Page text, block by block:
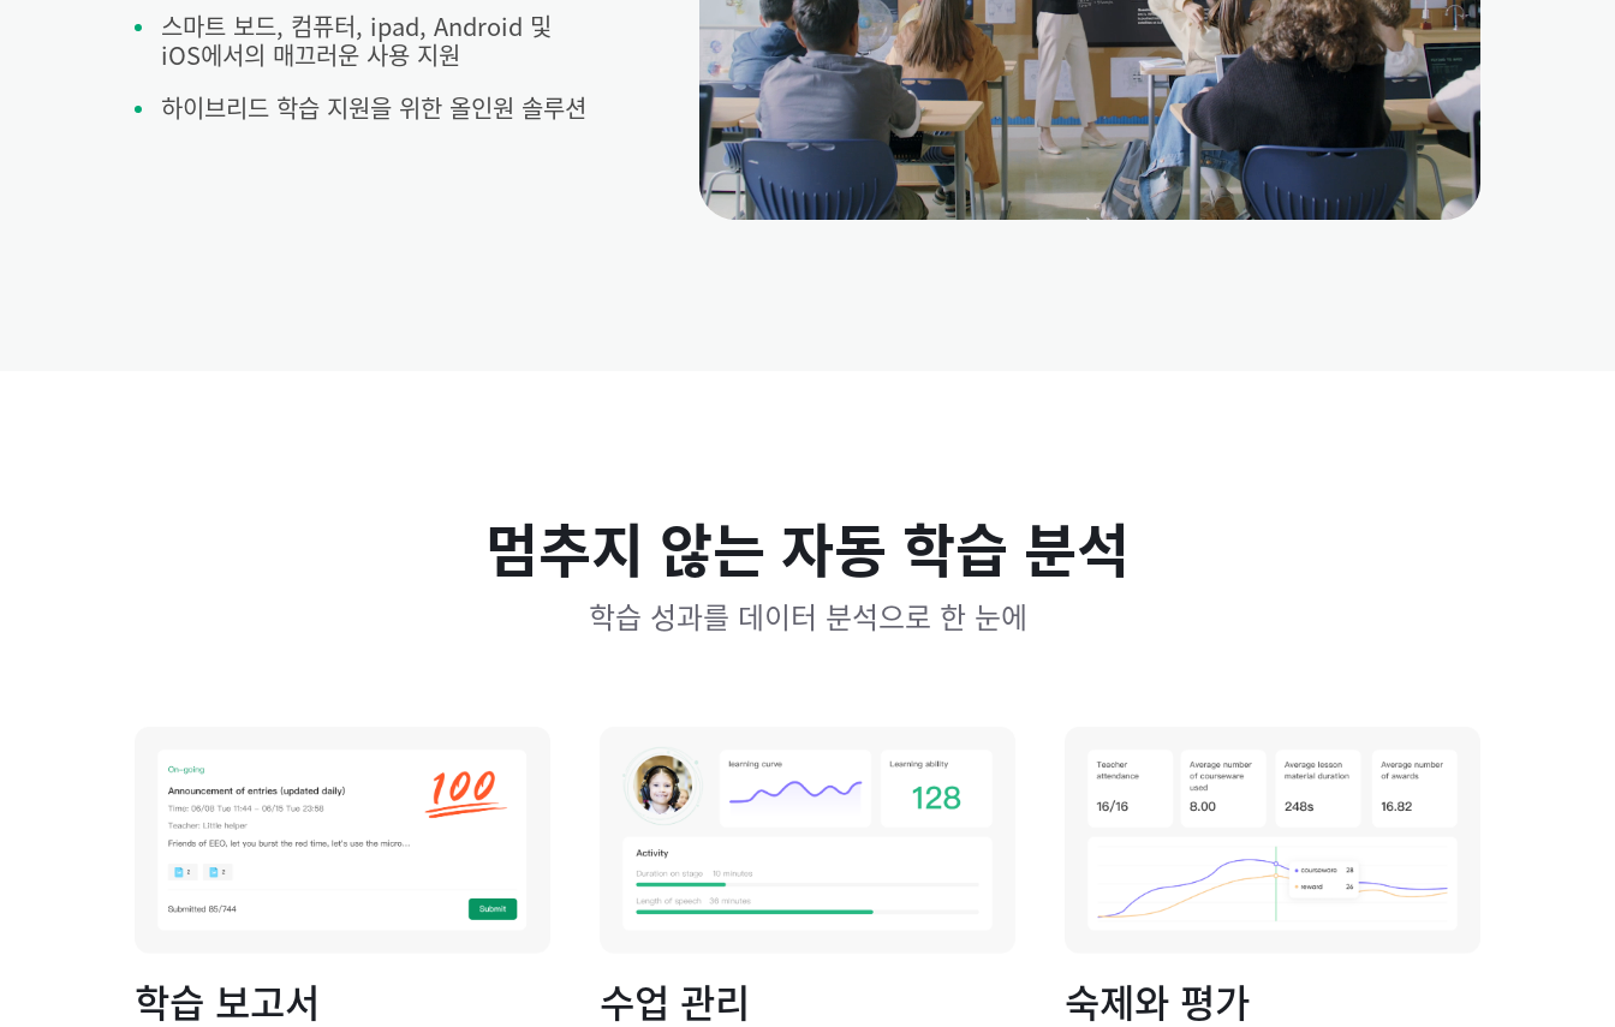
스마트 보드, 컴퓨터, ipad, Android 및
iOS에서의 매끄러운 사용 지원
하이브리드 학습 지원을 위한 올인원 솔루션
멈추지 않는 자동 학습 분석
학습 성과를 데이터 분석으로 한 눈에
학습 보고서 수업 관리 숙제와 평가